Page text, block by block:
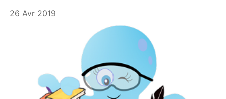
26 Avr 2019